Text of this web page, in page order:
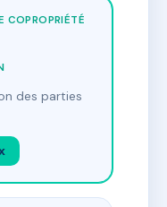
COPROPRIÉTÉ
des parties